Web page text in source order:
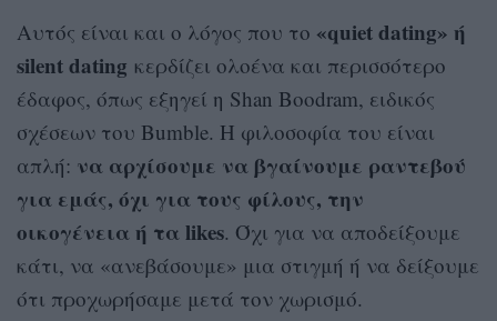
Αυτός είναι και ο λόγος που το «quiet dating» ή
silent dating κερδίζει ολοένα και περισσότερο
έδαφος, όπως εξηγεί η Shan Boodram, ειδικός
σχέσεων του Bumble. Η φιλοσοφία του είναι
απλή: να αρχίσουμε να βγαίνουμε ραντεβού
για εμάς, όχι για τους φίλους, την
οικογένεια ή τα likes. Όχι για να αποδείξουμε
κάτι, να «ανεβάσουμε» μια στιγμή ή να δείξουμε
ότι προχωρήσαμε μετά τον χωρισμό.